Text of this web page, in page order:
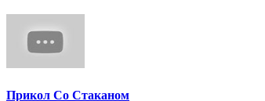
Прикол Со Стаканом